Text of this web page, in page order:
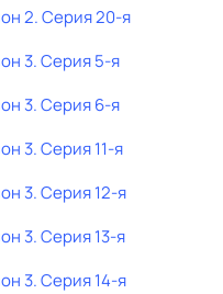
2. Серия 20-я
3. Серия 5-я
3. Серия 6-я
3. Серия 11-я
3. Серия 12-я
3. Серия 13-я
3. Серия 14-я